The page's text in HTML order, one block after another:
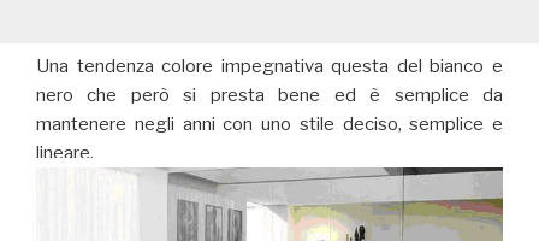
Una tendenza colore impegnativa questa del bianco e
nero che però si presta bene ed è semplice da
mantenere negli anni con uno stile deciso, semplice e
lineare.